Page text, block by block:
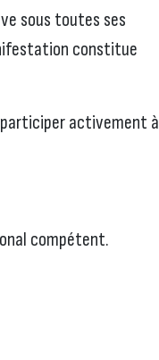
sous toutes ses
constitue
participer activement à
compétent.